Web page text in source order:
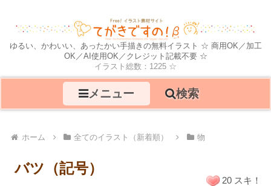
ゆるい、かわいい、あったかい手描きの無料イラスト ☆ 商用OK／加工
OK／AI使用OK／クレジット記載不要 ☆
イラスト総数：1225 ☆
メニュー 検索
ホーム 全てのイラスト（新着順） 物
バツ（記号）
20 スキ！